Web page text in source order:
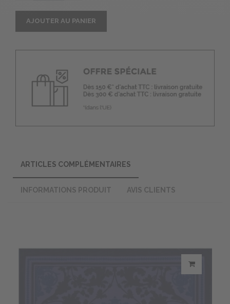
AJOUTER AU PANIER
ARTICLES COMPLÉMENTAIRES
INFORMATIONS PRODUIT AVIS CLIENTS